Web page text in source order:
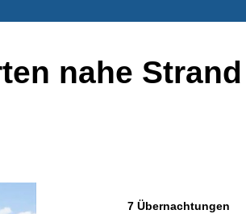
nahe Strand
7 Übernachtungen